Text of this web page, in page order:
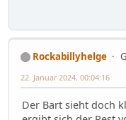
Rockabillyhelge
22. Januar 2024, 00:04:16
Der Bart sieht doch